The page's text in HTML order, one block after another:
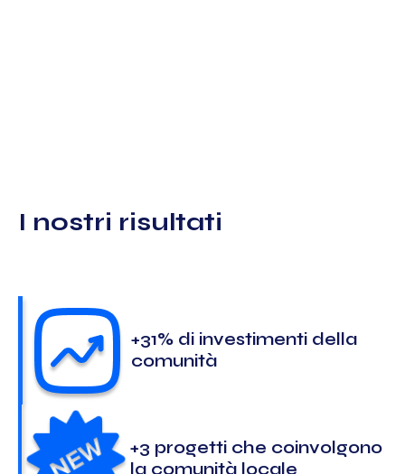
I nostri risultati
+31% di investimenti della
comunità
+3 progetti che coinvolgono
la comunità locale